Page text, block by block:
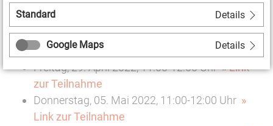
Die Initiative Musik bietetoffene Infocalls zum
Bewerbungsverfahrensowie für allgemeine Fragen
zum APPLAUS 2022 an.
Freitag, 29. April 2022, 11:00-12:00 Uhr» Link
zur Teilnahme
Donnerstag, 05. Mai 2022, 11:00-12:00 Uhr »
Link zur Teilnahme
Standard Details
Google Maps Details